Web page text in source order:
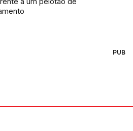
PUB